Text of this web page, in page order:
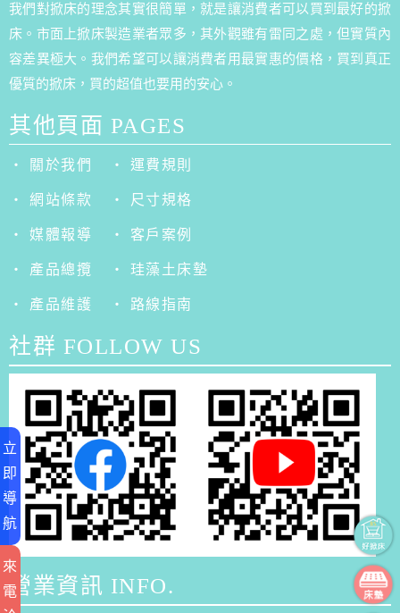
我們對掀床的理念其實很簡單，就是讓消費者可以買到最好的掀
床。市面上掀床製造業者眾多，其外觀雖有雷同之處，但實質內
容差異極大。我們希望可以讓消費者用最實惠的價格，買到真正
優質的掀床，買的超值也要用的安心。
其他頁面 PAGES
‧ 關於我們 ‧ 運費規則
‧ 網站條款 ‧ 尺寸規格
‧ 媒體報導 ‧ 客戶案例
‧ 產品總攬 ‧ 珪藻土床墊
‧ 產品維護 ‧ 路線指南
社群 FOLLOW US
營業資訊 INFO.
立
即
導
航
來
電